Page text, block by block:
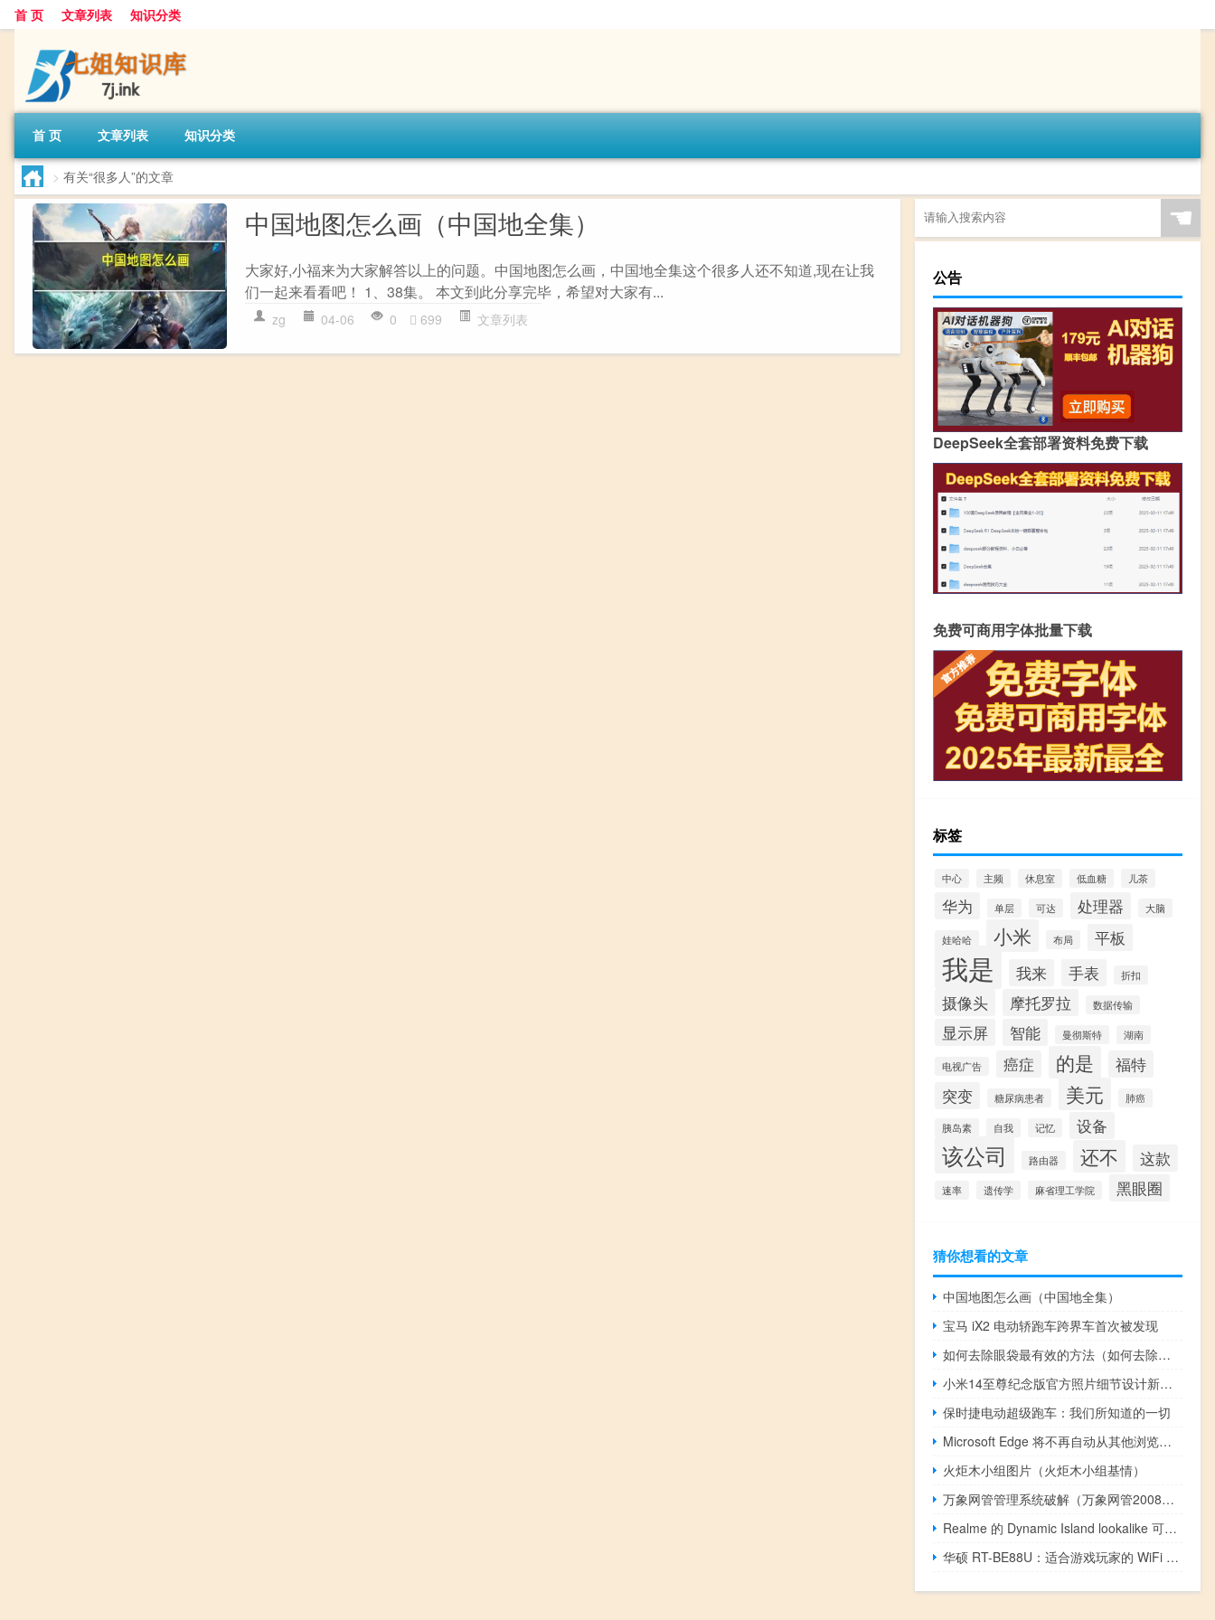
首 页 文章列表 知识分类
首 页 文章列表 知识分类
> 有关“很多人”的文章
中国地图怎么画（中国地全集）
大家好,小福来为大家解答以上的问题。中国地图怎么画，中国地全集这个很多人还不知道,现在让我
们一起来看看吧！ 1、38集。 本文到此分享完毕，希望对大家有...
zg 04-06 0 699 文章列表
☚
公告
DeepSeek全套部署资料免费下载
免费可商用字体批量下载
标签
中心 主频 休息室 低血糖 儿茶
华为 单层 可达 处理器 大脑
娃哈哈 小米 布局 平板
我是 我来 手表 折扣
摄像头 摩托罗拉 数据传输
显示屏 智能 曼彻斯特 湖南
电视广告 癌症 的是
福特
突变
糖尿病患者 美元 肺癌
胰岛素 自我 记忆 设备
该公司 路由器 还不 这款
速率 遗传学 麻省理工学院 黑眼圈
猜你想看的文章
中国地图怎么画（中国地全集）
宝马 iX2 电动轿跑车跨界车首次被发现
如何去除眼袋最有效的方法（如何去除眼袋）
小米14至尊纪念版官方照片细节设计新水平
保时捷电动超级跑车：我们所知道的一切
Microsoft Edge 将不再自动从其他浏览器导入数据
火炬木小组图片（火炬木小组基情）
万象网管管理系统破解（万象网管2008破解版）
Realme 的 Dynamic Island lookalike 可能会与新的 C 系列智能手机一起亮相
华硕 RT-BE88U：适合游戏玩家的 WiFi 7 路由器